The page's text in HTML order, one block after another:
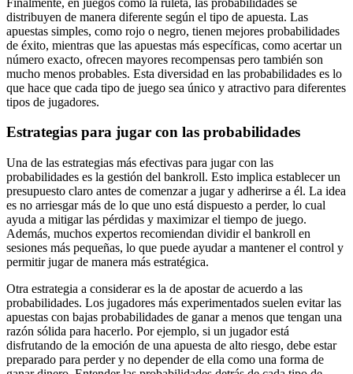
distribuyen de manera diferente según el tipo de apuesta. Las
apuestas simples, como rojo o negro, tienen mejores probabilidades
de éxito, mientras que las apuestas más específicas, como acertar un
número exacto, ofrecen mayores recompensas pero también son
mucho menos probables. Esta diversidad en las probabilidades es lo
que hace que cada tipo de juego sea único y atractivo para diferentes
tipos de jugadores.
Estrategias para jugar con las probabilidades
Una de las estrategias más efectivas para jugar con las
probabilidades es la gestión del bankroll. Esto implica establecer un
presupuesto claro antes de comenzar a jugar y adherirse a él. La idea
es no arriesgar más de lo que uno está dispuesto a perder, lo cual
ayuda a mitigar las pérdidas y maximizar el tiempo de juego.
Además, muchos expertos recomiendan dividir el bankroll en
sesiones más pequeñas, lo que puede ayudar a mantener el control y
permitir jugar de manera más estratégica.
Otra estrategia a considerar es la de apostar de acuerdo a las
probabilidades. Los jugadores más experimentados suelen evitar las
apuestas con bajas probabilidades de ganar a menos que tengan una
razón sólida para hacerlo. Por ejemplo, si un jugador está
disfrutando de la emoción de una apuesta de alto riesgo, debe estar
preparado para perder y no depender de ella como una forma de